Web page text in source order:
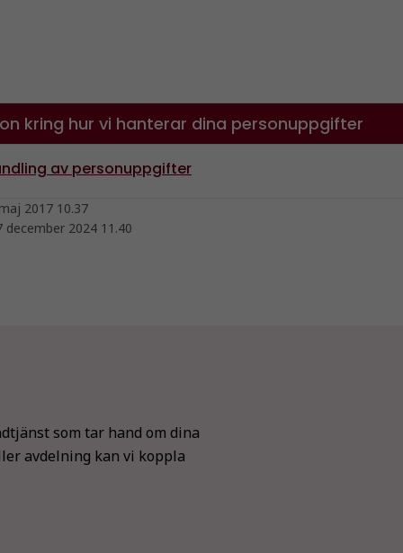
kring hur vi hanterar dina personuppgifter
av personuppgifter
2017 10.37
december 2024 11.40
som tar hand om dina
avdelning kan vi koppla